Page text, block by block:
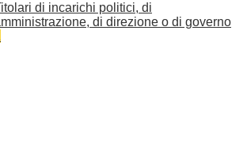
di incarichi politici, di
di direzione o di governo